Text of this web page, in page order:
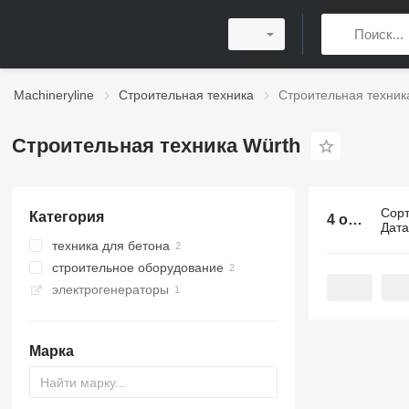
Machineryline Строительная техника Строительная
Строительная техника Würth
Категория
техника для бетона
миксеры строительные
строительное оборудование
строительные леса
электрогенераторы
Марка
4 объявления: